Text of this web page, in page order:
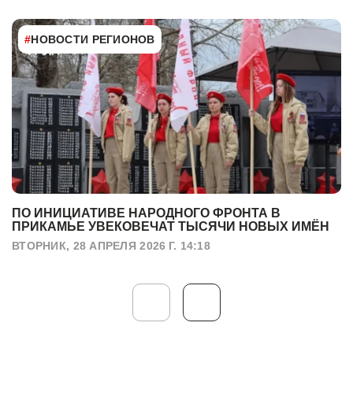
#НОВОСТИ РЕГИОНОВ
ПО ИНИЦИАТИВЕ НАРОДНОГО ФРОНТА В
ПРИКАМЬЕ УВЕКОВЕЧАТ ТЫСЯЧИ НОВЫХ ИМЁН
ВТОРНИК, 28 АПРЕЛЯ 2026 Г. 14:18